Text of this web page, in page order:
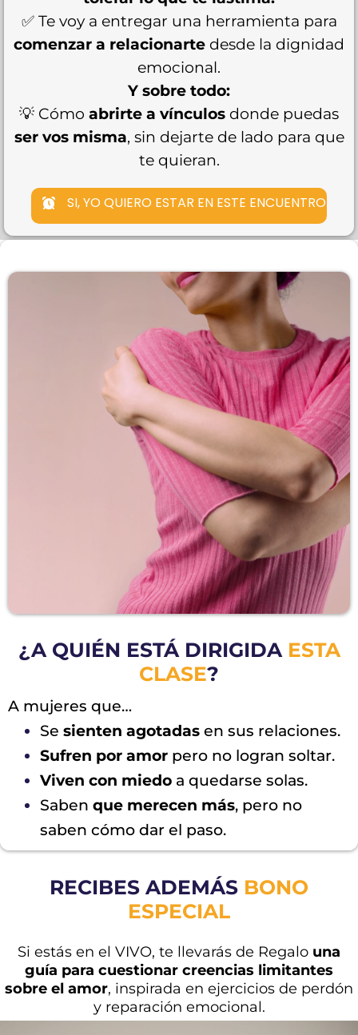
✅ Te voy a entregar una herramienta para
comenzar a relacionarte desde la dignidad
emocional.
Y sobre todo:
💡 Cómo abrirte a vínculos donde puedas
ser vos misma, sin dejarte de lado para que
te quieran.
SI, YO QUIERO ESTAR EN ESTE ENCUENTRO
¿A QUIÉN ESTÁ DIRIGIDA ESTA
CLASE?
A mujeres que…
Se sienten agotadas en sus relaciones.
Sufren por amor pero no logran soltar.
Viven con miedo a quedarse solas.
Saben que merecen más, pero no
saben cómo dar el paso.
RECIBES ADEMÁS BONO
ESPECIAL
Si estás en el VIVO, te llevarás de Regalo una
guía para cuestionar creencias limitantes
sobre el amor, inspirada en ejercicios de perdón
y reparación emocional.